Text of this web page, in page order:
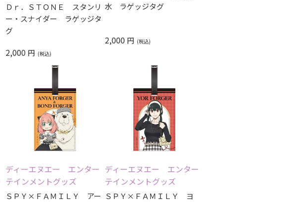
Ｄｒ．ＳＴＯＮＥ スタンリ
ー・スナイダー ラゲッジタ
グ
2,000 円
水 ラゲッジタグ
2,000 円
ディーエヌエー エンター
テインメントグッズ
ＳＰＹ×ＦＡＭＩＬＹ アー
ディーエヌエー エンター
テインメントグッズ
ＳＰＹ×ＦＡＭＩＬＹ ヨ